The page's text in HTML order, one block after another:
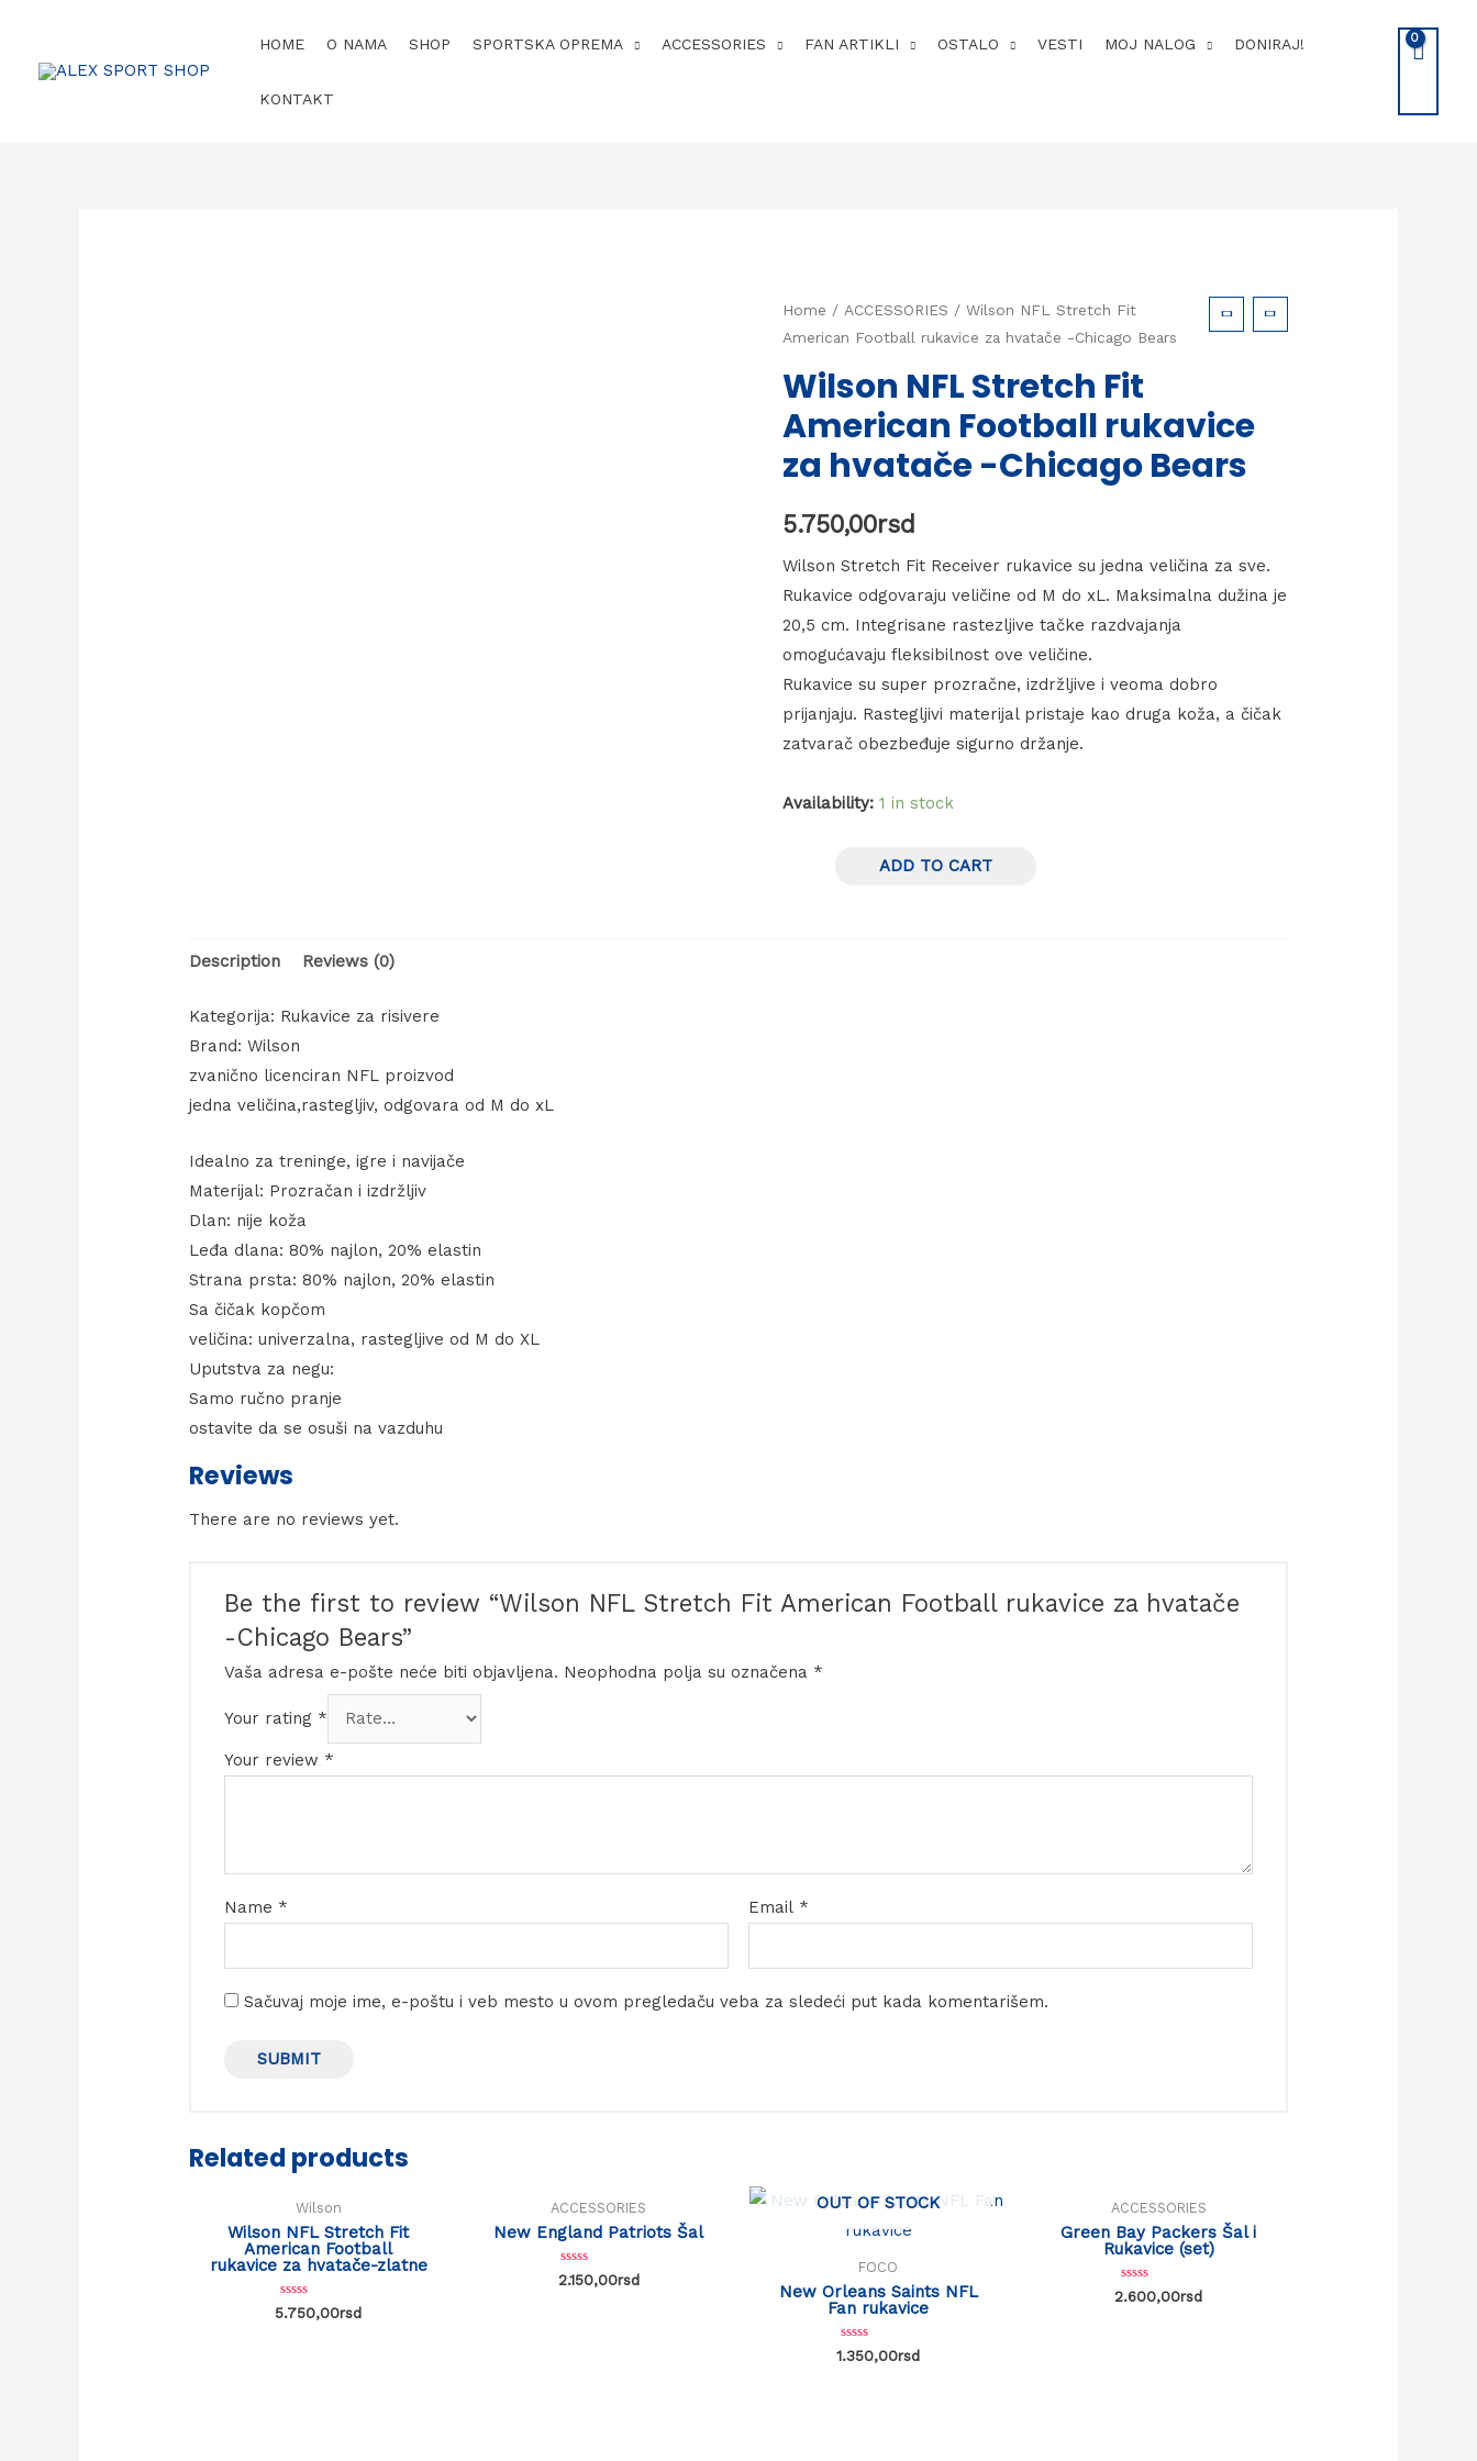
HOME O NAMA SHOP SPORTSKA OPREMA ACCESSORIES FAN ARTIKLI OSTALO VESTI MOJ NALOG DONIRAJ!
KONTAKT
Home / ACCESSORIES / Wilson NFL Stretch Fit
American Football rukavice za hvatače -Chicago Bears
Wilson NFL Stretch Fit
American Football rukavice
za hvatače -Chicago Bears
5.750,00rsd
Wilson Stretch Fit Receiver rukavice su jedna veličina za sve.
Rukavice odgovaraju veličine od M do xL. Maksimalna dužina je
20,5 cm. Integrisane rastezljive tačke razdvajanja
omogućavaju fleksibilnost ove veličine.
Rukavice su super prozračne, izdržljive i veoma dobro
prijanjaju. Rastegljivi materijal pristaje kao druga koža, a čičak
zatvarač obezbeđuje sigurno držanje.
Availability: 1 in stock
ADD TO CART
Description Reviews (0)
Kategorija: Rukavice za risivere
Brand: Wilson
zvanično licenciran NFL proizvod
jedna veličina,rastegljiv, odgovara od M do xL
Idealno za treninge, igre i navijače
Materijal: Prozračan i izdržljiv
Dlan: nije koža
Leđa dlana: 80% najlon, 20% elastin
Strana prsta: 80% najlon, 20% elastin
Sa čičak kopčom
veličina: univerzalna, rastegljive od M do XL
Uputstva za negu:
Samo ručno pranje
ostavite da se osuši na vazduhu
Reviews
There are no reviews yet.
Be the first to review “Wilson NFL Stretch Fit American Football rukavice za hvatače
-Chicago Bears”
Vaša adresa e-pošte neće biti objavljena. Neophodna polja su označena *
Your rating *
Your review *
Name * Email *
Sačuvaj moje ime, e-poštu i veb mesto u ovom pregledaču veba za sledeći put kada komentarišem.
Related products
Wilson
Wilson NFL Stretch Fit
American Football
rukavice za hvatače-zlatne
Rated
0
5.750,00rsd
ACCESSORIES
New England Patriots Šal
Rated
0
2.150,00rsd
OUT OF STOCK
FOCO
New Orleans Saints NFL
Fan rukavice
Rated
0
1.350,00rsd
ACCESSORIES
Green Bay Packers Šal i
Rukavice (set)
Rated
0
2.600,00rsd